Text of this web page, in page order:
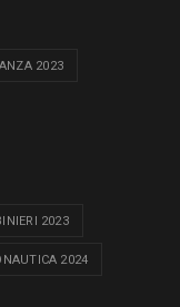
2023
2023
2024